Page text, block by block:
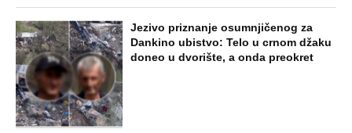
Jezivo priznanje osumnjičenog za
Dankino ubistvo: Telo u crnom džaku
doneo u dvorište, a onda preokret